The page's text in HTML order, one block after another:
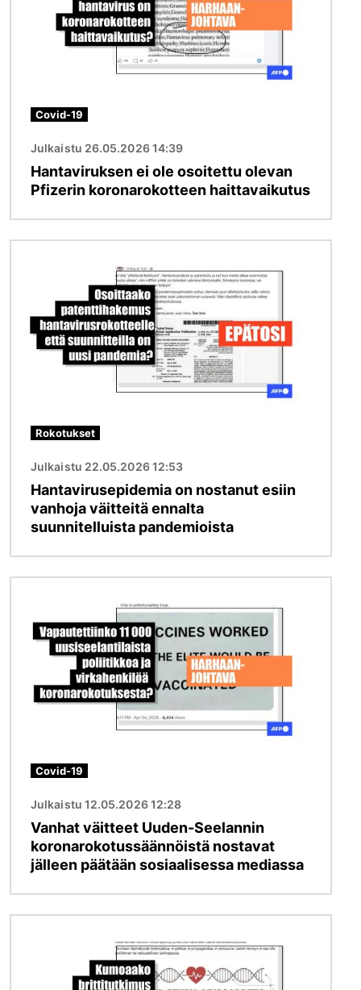
Covid-19
Julkaistu 26.05.2026 14:39
Hantaviruksen ei ole osoitettu olevan
Pfizerin koronarokotteen haittavaikutus
Rokotukset
Julkaistu 22.05.2026 12:53
Hantavirusepidemia on nostanut esiin
vanhoja väitteitä ennalta
suunnitelluista pandemioista
Covid-19
Julkaistu 12.05.2026 12:28
Vanhat väitteet Uuden-Seelannin
koronarokotussäännöistä nostavat
jälleen päätään sosiaalisessa mediassa